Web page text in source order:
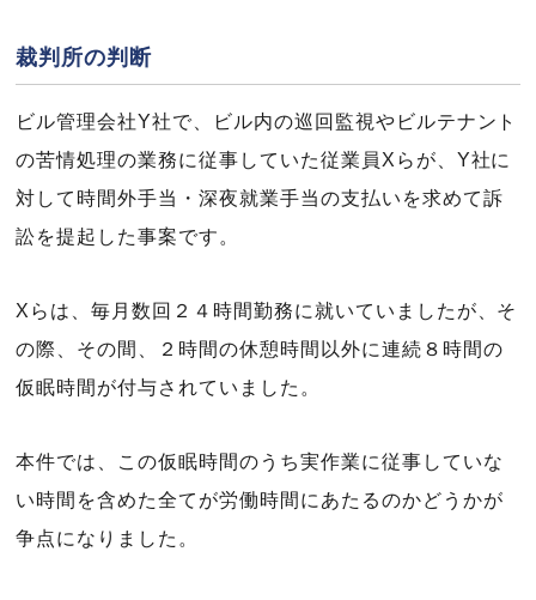
裁判所の判断
ビル管理会社Y社で、ビル内の巡回監視やビルテナント
の苦情処理の業務に従事していた従業員Xらが、Y社に
対して時間外手当・深夜就業手当の支払いを求めて訴
訟を提起した事案です。
Xらは、毎月数回２４時間勤務に就いていましたが、そ
の際、その間、２時間の休憩時間以外に連続８時間の
仮眠時間が付与されていました。
本件では、この仮眠時間のうち実作業に従事していな
い時間を含めた全てが労働時間にあたるのかどうかが
争点になりました。